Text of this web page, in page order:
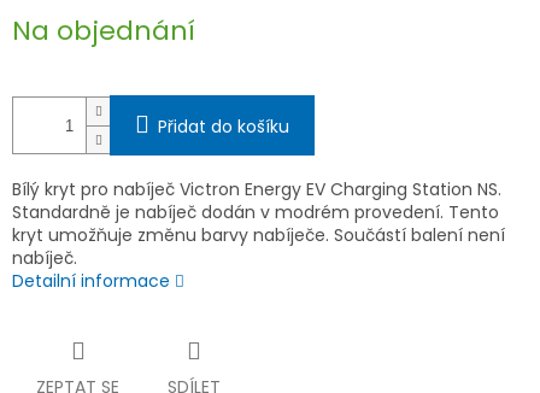
cena:
Na objednání
Přidat do košíku
Bílý kryt pro nabíječ Victron Energy EV Charging Station NS.
Standardně je nabíječ dodán v modrém provedení. Tento
kryt umožňuje změnu barvy nabíječe. Součástí balení není
nabíječ.
Detailní informace
ZEPTAT SE SDÍLET